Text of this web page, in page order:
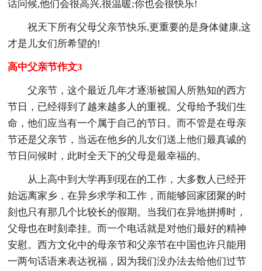
话问候,他们会很高兴,很温暖;你也会很快乐!
祝天下所有父母父亲节快乐,更重要的是身体健康,这
才是儿女们所希望的!
高中父亲节作文3
父亲节，这个最近几年才逐渐被国人所熟知的西方
节日，已经得到了越来越多人的重视。父母给予我们生
命，他们应当有一个属于自己的节日。而不管是在母亲
节还是父亲节，当远在他乡的儿女们送上他们最真诚的
节日问候时，此时全天下的父母是最幸福的。
从上高中到大学再到现在的工作，大多数人已经开
始远离家乡，在异乡求学和工作，而能够回家团聚的时
刻也只有那几个比较长的假期。当我们在异地拼搏时，
父母也在时刻牵挂。而一个电话就是对他们最好的精神
安慰。西方文化中的母亲节和父亲节在中国也许只能用
一两句话语来表达祝福，因为我们没办法去给他们过节